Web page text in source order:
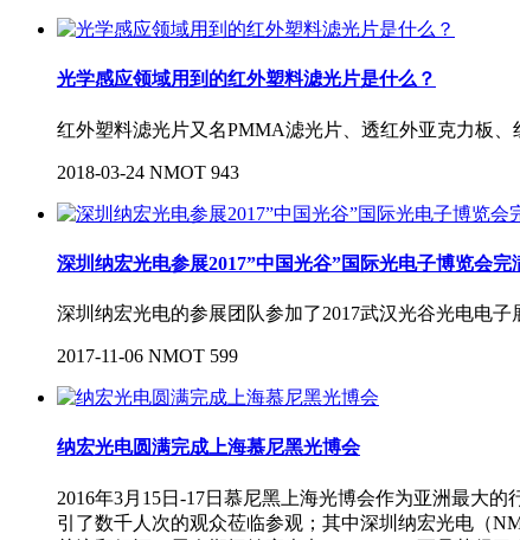
光学感应领域用到的红外塑料滤光片是什么？
红外塑料滤光片又名PMMA滤光片、透红外亚克力板、
2018-03-24 NMOT 943
深圳纳宏光电参展2017”中国光谷”国际光电子博览会完
深圳纳宏光电的参展团队参加了2017武汉光谷光电电子
2017-11-06 NMOT 599
纳宏光电圆满完成上海慕尼黑光博会
2016年3月15日-17日慕尼黑上海光博会作为亚洲最大
引了数千人次的观众莅临参观；其中深圳纳宏光电（